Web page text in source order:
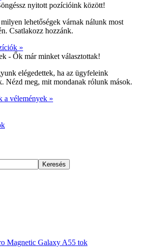
nyitott pozícióink között!
lehetőségek várnak nálunk most
Csatlakozz hozzánk.
»
- Ők már minket választottak!
elégedettek, ha az ügyfeleink
Nézd meg, mit mondanak rólunk mások.
a vélemények »
Keresés
Magnetic Galaxy A55 tok